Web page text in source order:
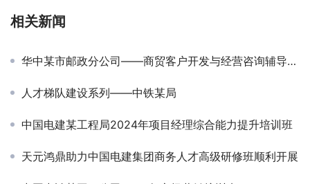
相关新闻
华中某市邮政分公司——商贸客户开发与经营咨询辅导项目
人才梯队建设系列——中铁某局
中国电建某工程局2024年项目经理综合能力提升培训班
天元鸿鼎助力中国电建集团商务人才高级研修班顺利开展